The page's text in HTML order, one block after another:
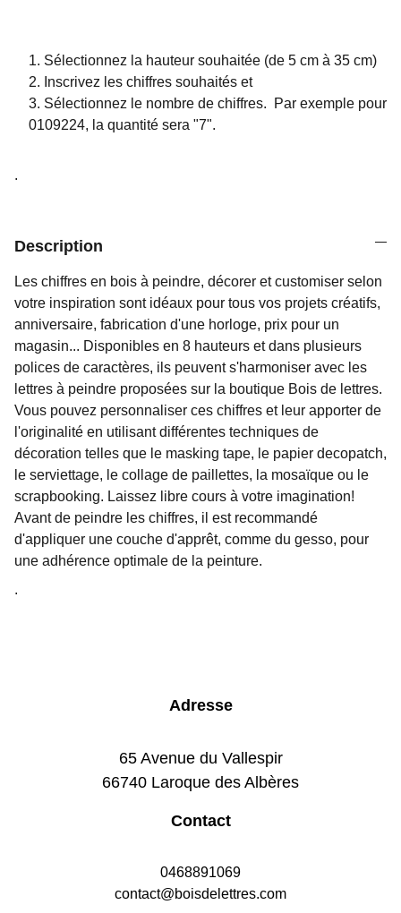
Sélectionnez la hauteur souhaitée (de 5 cm à 35 cm)
Inscrivez les chiffres souhaités et
Sélectionnez le nombre de chiffres. Par exemple pour
0109224, la quantité sera "7".
.
Description
Les chiffres en bois à peindre, décorer et customiser selon
votre inspiration sont idéaux pour tous vos projets créatifs,
anniversaire, fabrication d'une horloge, prix pour un
magasin... Disponibles en 8 hauteurs et dans plusieurs
polices de caractères, ils peuvent s'harmoniser avec les
lettres à peindre proposées sur la boutique Bois de lettres.
Vous pouvez personnaliser ces chiffres et leur apporter de
l'originalité en utilisant différentes techniques de
décoration telles que le masking tape, le papier decopatch,
le serviettage, le collage de paillettes, la mosaïque ou le
scrapbooking. Laissez libre cours à votre imagination!
Avant de peindre les chiffres, il est recommandé
d'appliquer une couche d'apprêt, comme du gesso, pour
une adhérence optimale de la peinture.
.
Adresse
65 Avenue du Vallespir
66740 Laroque des Albères
Contact
0468891069
contact@boisdelettres.com